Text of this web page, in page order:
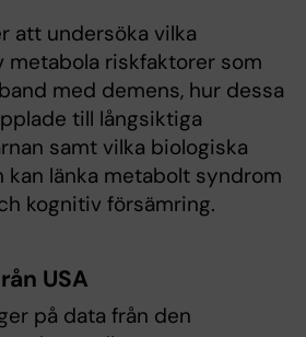
att undersöka vilka
metabola riskfaktorer som
med demens, hur dessa
till långsiktiga
samt vilka biologiska
kan länka metabolt syndrom
kognitiv försämring.
USA
på data från den